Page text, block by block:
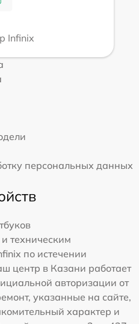
Infinix
персональных данных
техническим
по истечении
центр в Казани работает
авторизации от
указанные на сайте,
характер и